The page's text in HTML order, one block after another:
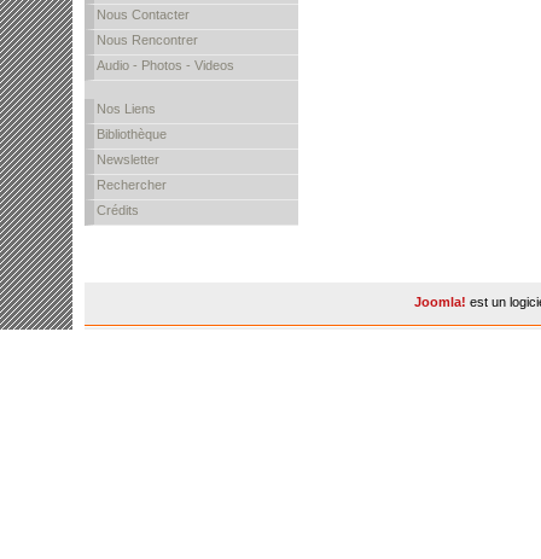
Nous Contacter
Nous Rencontrer
Audio - Photos - Videos
Nos Liens
Bibliothèque
Newsletter
Rechercher
Crédits
Joomla! est un